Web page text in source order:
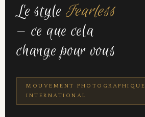
Le style Fearless
— ce que cela
change pour vous
MOUVEMENT PHOTOGRAPHIQUE
INTERNATIONAL